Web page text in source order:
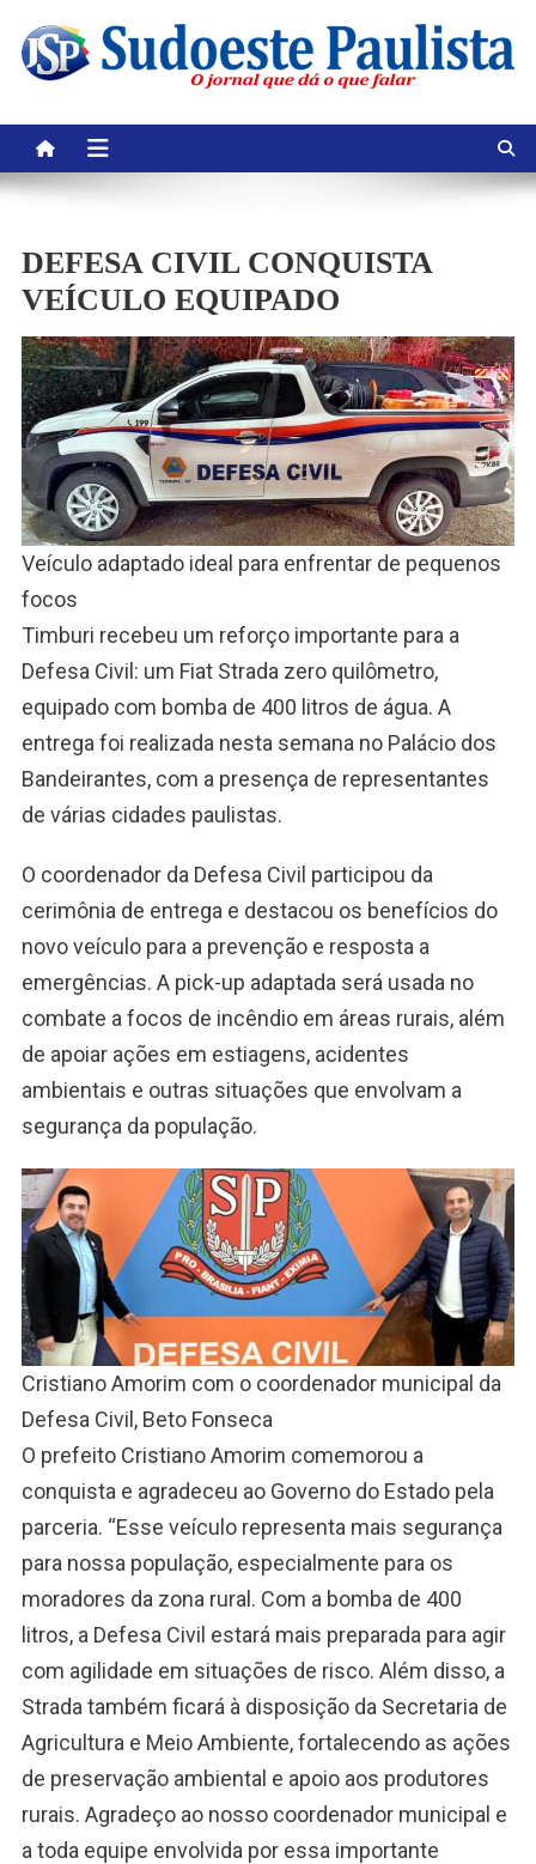
content
DEFESA CIVIL CONQUISTA
VEÍCULO EQUIPADO
Veículo adaptado ideal para enfrentar de pequenos
focos
Timburi recebeu um reforço importante para a
Defesa Civil: um Fiat Strada zero quilômetro,
equipado com bomba de 400 litros de água. A
entrega foi realizada nesta semana no Palácio dos
Bandeirantes, com a presença de representantes
de várias cidades paulistas.
O coordenador da Defesa Civil participou da
cerimônia de entrega e destacou os benefícios do
novo veículo para a prevenção e resposta a
emergências. A pick-up adaptada será usada no
combate a focos de incêndio em áreas rurais, além
de apoiar ações em estiagens, acidentes
ambientais e outras situações que envolvam a
segurança da população.
Cristiano Amorim com o coordenador municipal da
Defesa Civil, Beto Fonseca
O prefeito Cristiano Amorim comemorou a
conquista e agradeceu ao Governo do Estado pela
parceria. “Esse veículo representa mais segurança
para nossa população, especialmente para os
moradores da zona rural. Com a bomba de 400
litros, a Defesa Civil estará mais preparada para agir
com agilidade em situações de risco. Além disso, a
Strada também ficará à disposição da Secretaria de
Agricultura e Meio Ambiente, fortalecendo as ações
de preservação ambiental e apoio aos produtores
rurais. Agradeço ao nosso coordenador municipal e
a toda equipe envolvida por essa importante